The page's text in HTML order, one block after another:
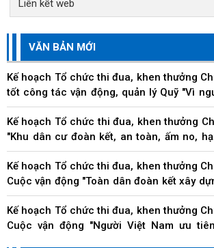
VĂN BẢN MỚI
Kế hoạch Tổ chức thi đua, khen thưởng
tốt công tác vận động, quản lý Quỹ "Vì
hoạt động an sinh xã hội trên địa...
Kế hoạch Tổ chức thi đua, khen thưởng
"Khu dân cư đoàn kết, an toàn, ấm no,
bàn thành phố
Kế hoạch Tổ chức thi đua, khen thưởng
Cuộc vận động "Toàn dân đoàn kết xây
đô thị văn minh" trên địa bàn thành...
Kế hoạch Tổ chức thi đua, khen thưởng
Cuộc vận động "Người Việt Nam ưu